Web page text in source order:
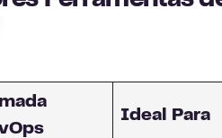
Ideal Para